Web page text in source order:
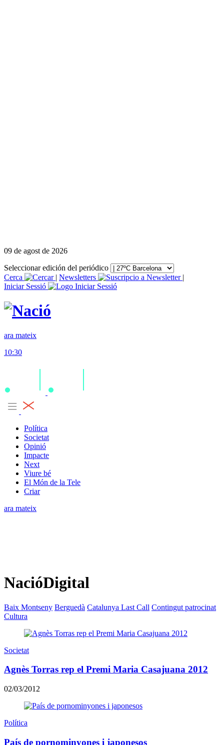
09 de agost de 2026
Seleccionar edición del periódico
Cerca
| Newsletters
|
Iniciar Sessió
ara mateix
10:30
Política
Societat
Opinió
Impacte
Next
Viure bé
El Món de la Tele
Criar
ara mateix
NacióDigital
Baix Montseny Berguedà Catalunya Last Call Contingut patrocinat
Cultura
Societat
Agnès Torras rep el Premi Maria Casajuana 2012
02/03/2012
Política
País de pornominyones i japonesos